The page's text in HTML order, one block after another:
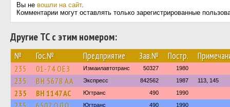
Вы не вошли на сайт.
Комментарии могут оставлять только зарегистрированные
Другие ТС с этим номером:
№ Гос.№ Предприятие Зав.№ Постр.
235 01-74 ОЕЗ Измаилавтотранс 50327 1980
235 BH 5678 AA Экспресс 842562 1987 113, 145
235 BH 1147 AC Югтранс 490 1990
Югтранс 490 1990